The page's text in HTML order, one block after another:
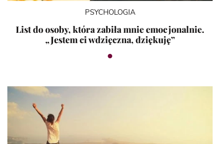
PSYCHOLOGIA
List do osoby, która zabiła mnie emocjonalnie.
„Jestem ci wdzięczna, dziękuję”